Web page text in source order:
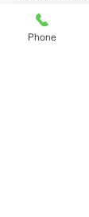
Kommunen
Phone